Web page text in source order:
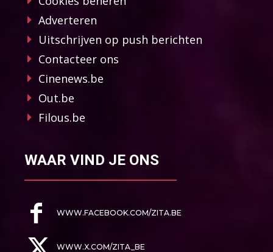
Adverteren
Uitschrijven op push berichten
Contacteer ons
Cinenews.be
Out.be
Filous.be
WAAR VIND JE ONS
WWW.FACEBOOK.COM/ZITA.BE
WWW.X.COM/ZITA_BE